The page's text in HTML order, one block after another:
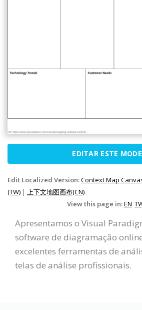
EDITAR ESTE
Edit Localized Version:Context Map
(TW) | 上下文地图画布(CN)
View this page in:EN
Apresentamos o Visual
software de diagramação
excelentes ferramentas de
telas de análise profissionais.